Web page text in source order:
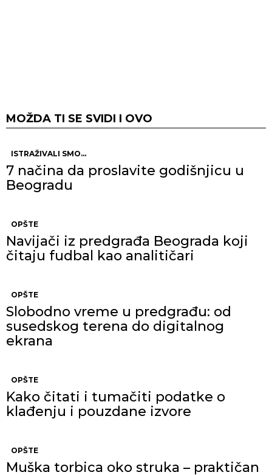
MOŽDA TI SE SVIDI I OVO
ISTRAŽIVALI SMO...
7 načina da proslavite godišnjicu u
Beogradu
OPŠTE
Navijači iz predgrađa Beograda koji
čitaju fudbal kao analitičari
OPŠTE
Slobodno vreme u predgrađu: od
susedskog terena do digitalnog
ekrana
OPŠTE
Kako čitati i tumačiti podatke o
klađenju i pouzdane izvore
OPŠTE
Muška torbica oko struka – praktičan